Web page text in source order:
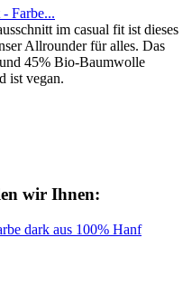
Farbe...
im casual fit ist dieses
Allrounder für alles. Das
45% Bio-Baumwolle
ist vegan.
wir Ihnen: